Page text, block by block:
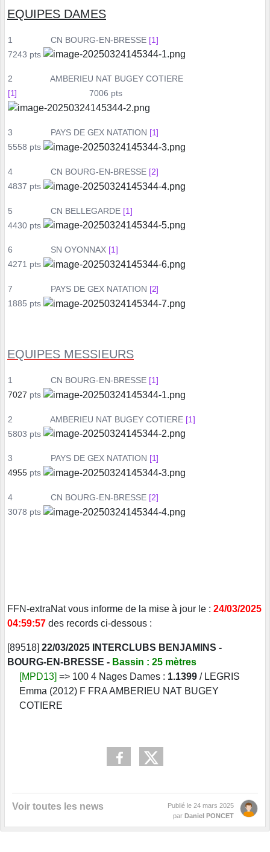
EQUIPES DAMES
1 CN BOURG-EN-BRESSE [1]
7243 pts
2
AMBERIEU NAT BUGEY COTIERE
[1]
7006 pts
3 PAYS DE GEX NATATION [1]
5558 pts
4 CN BOURG-EN-BRESSE [2]
4837 pts
5 CN BELLEGARDE [1]
4430 pts
6 SN OYONNAX [1]
4271 pts
7 PAYS DE GEX NATATION [2]
1885 pts
EQUIPES MESSIEURS
1 CN BOURG-EN-BRESSE [1]
7027 pts
2 AMBERIEU NAT BUGEY COTIERE [1]
5803 pts
3 PAYS DE GEX NATATION [1]
4955 pts
4 CN BOURG-EN-BRESSE [2]
3078 pts
FFN-extraNat vous informe de la mise à jour le : 24/03/2025
04:59:57 des records ci-dessous :
[89518] 22/03/2025 INTERCLUBS BENJAMINS -
BOURG-EN-BRESSE - Bassin : 25 mètres
[MPD13] => 100 4 Nages Dames : 1.1399 / LEGRIS
Emma (2012) F FRA AMBERIEU NAT BUGEY
COTIERE
Voir toutes les news Publié le 24 mars 2025
par Daniel PONCET